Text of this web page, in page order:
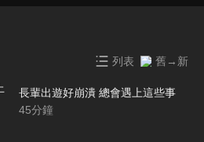
列表 舊→新
長輩出遊好崩潰 總會遇上這些事
45分鐘